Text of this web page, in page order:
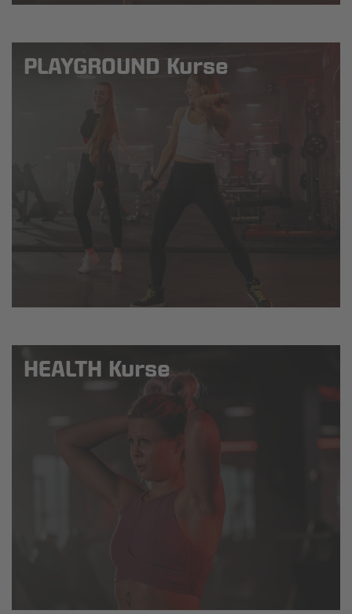
PLAYGROUND Kurse
HEALTH Kurse